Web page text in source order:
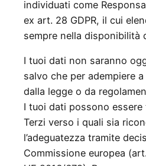
individuati come
ex art. 28 GDPR, il cui
sempre nella disponibilità
I tuoi dati non saranno
salvo che per adempiere
dalla legge o da
I tuoi dati possono
Terzi verso i quali sia
l’adeguatezza tramite
Commissione europea